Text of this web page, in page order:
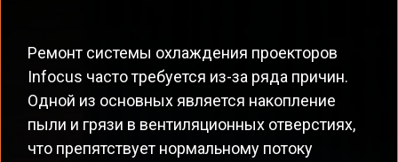
Ремонт системы охлаждения проекторов
Infocus часто требуется из-за ряда причин.
Одной из основных является накопление
пыли и грязи в вентиляционных отверстиях,
что препятствует нормальному потоку